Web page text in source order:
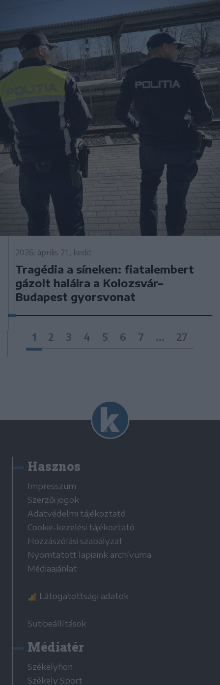
2026. április 21., kedd
Tragédia a síneken: fiatalembert
gázolt halálra a Kolozsvár–
Budapest gyorsvonat
1 2 3 4 5 6 7 ... 27
Hasznos
Impresszum
Szerzői jogok
Adatvédelmi tájékoztató
Cookie-kezelési tájékoztató
Hozzászólási szabályzat
Nyomtatott lapjaink archívuma
Médiaajánlat
Látogatottsági adatok
Sütibeállítások
Médiatér
Székelyhon
Székely Sport